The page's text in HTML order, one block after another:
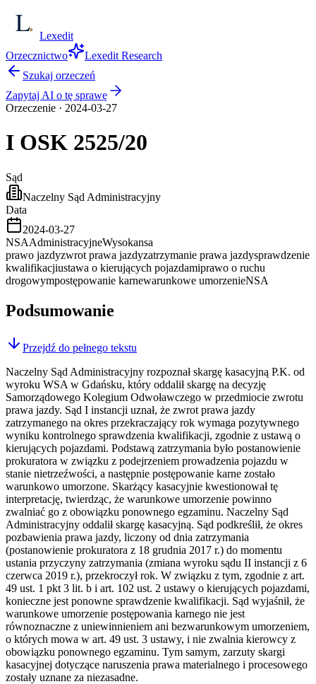
Lexedit
Orzecznictwo
Lexedit Research
Szukaj orzeczeń
Zapytaj AI o tę sprawę
Orzeczenie · 2024-03-27
I OSK 2525/20
Sąd
Naczelny Sąd Administracyjny
Data
2024-03-27
NSAAdministracyjneWysokansa
prawo jazdyzwrot prawa jazdyzatrzymanie prawa jazdysprawdzenie
kwalifikacjiustawa o kierujących pojazdamiprawo o ruchu
drogowympostępowanie karnewarunkowe umorzenieNSA
Podsumowanie
Przejdź do pełnego tekstu
Naczelny Sąd Administracyjny rozpoznał skargę kasacyjną P.K. od
wyroku WSA w Gdańsku, który oddalił skargę na decyzję
Samorządowego Kolegium Odwoławczego w przedmiocie zwrotu
prawa jazdy. Sąd I instancji uznał, że zwrot prawa jazdy
zatrzymanego na okres przekraczający rok wymaga pozytywnego
wyniku kontrolnego sprawdzenia kwalifikacji, zgodnie z ustawą o
kierujących pojazdami. Podstawą zatrzymania było postanowienie
prokuratora w związku z podejrzeniem prowadzenia pojazdu w
stanie nietrzeźwości, a następnie postępowanie karne zostało
warunkowo umorzone. Skarżący kasacyjnie kwestionował tę
interpretację, twierdząc, że warunkowe umorzenie powinno
zwalniać go z obowiązku ponownego egzaminu. Naczelny Sąd
Administracyjny oddalił skargę kasacyjną. Sąd podkreślił, że okres
pozbawienia prawa jazdy, liczony od dnia zatrzymania
(postanowienie prokuratora z 18 grudnia 2017 r.) do momentu
ustania przyczyny zatrzymania (zmiana wyroku sądu II instancji z 6
czerwca 2019 r.), przekroczył rok. W związku z tym, zgodnie z art.
49 ust. 1 pkt 3 lit. b i art. 102 ust. 2 ustawy o kierujących pojazdami,
konieczne jest ponowne sprawdzenie kwalifikacji. Sąd wyjaśnił, że
warunkowe umorzenie postępowania karnego nie jest
równoznaczne z uniewinnieniem ani bezwarunkowym umorzeniem,
o których mowa w art. 49 ust. 3 ustawy, i nie zwalnia kierowcy z
obowiązku ponownego egzaminu. Tym samym, zarzuty skargi
kasacyjnej dotyczące naruszenia prawa materialnego i procesowego
zostały uznane za niezasadne.